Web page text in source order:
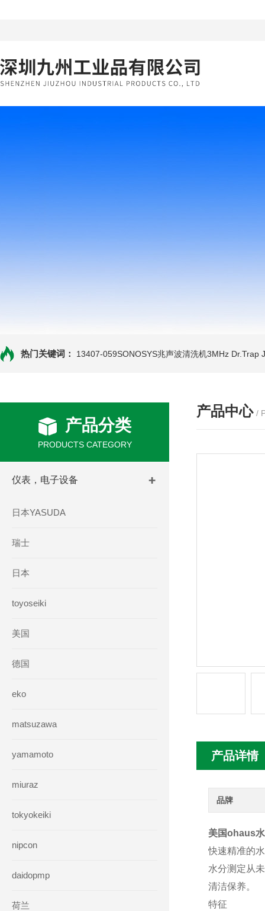
热门关键词： 13407-059SONOSYS兆声波清洗机3MHz Dr.Trap
产品分类
PRODUCTS CATEGORY
仪表，电子设备
日本YASUDA
瑞士
日本
toyoseiki
美国
德国
eko
matsuzawa
yamamoto
miuraz
tokyokeiki
nipcon
daidopmp
荷兰
产品中心 /
产品详情
品牌
美国ohaus
快速精准的
水分测定从
清洁保养。
特征